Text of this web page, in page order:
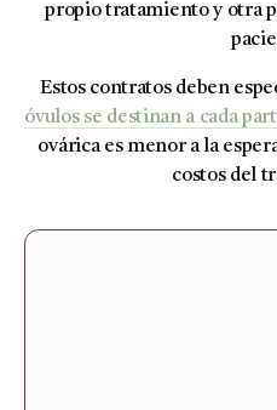
propio tratamiento y otra
Estos contratos deben
óvulos se destinan a cada
ovárica es menor a la
costos del